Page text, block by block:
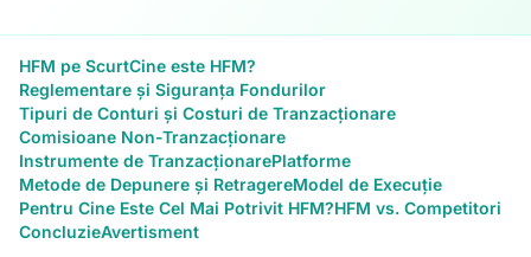
HFM pe ScurtCine este HFM?
Reglementare și Siguranța Fondurilor
Tipuri de Conturi și Costuri de Tranzacționare
Comisioane Non-Tranzacționare
Instrumente de TranzacționarePlatforme
Metode de Depunere și RetragereModel de Execuție
Pentru Cine Este Cel Mai Potrivit HFM?HFM vs. Competitori
ConcluzieAvertisment